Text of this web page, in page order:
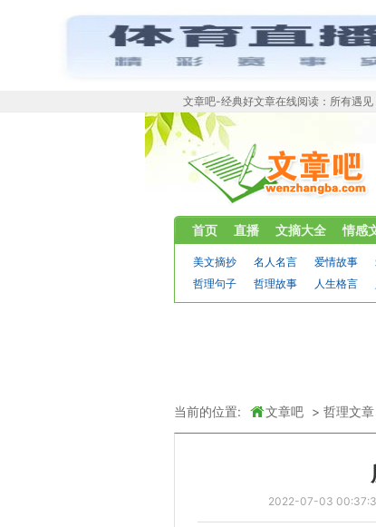
文章吧-经典好文章在线阅读：所有遇
首页 直播 文摘大全 情感
美文摘抄 名人名言 爱情故事
哲理句子
哲理故事 人生格言
当前的位置: 文章吧 > 哲理文章
2022-07-03